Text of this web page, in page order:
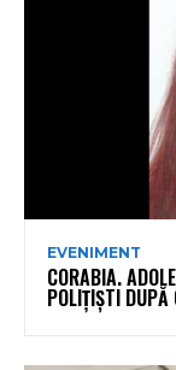
EVENIMENT
CORABIA.
POLIȚIȘTI